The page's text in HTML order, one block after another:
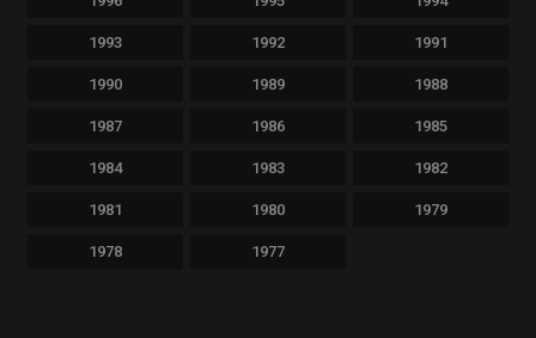
1993 1992 1991
1990 1989 1988
1987 1986 1985
1984 1983 1982
1981 1980 1979
1978 1977